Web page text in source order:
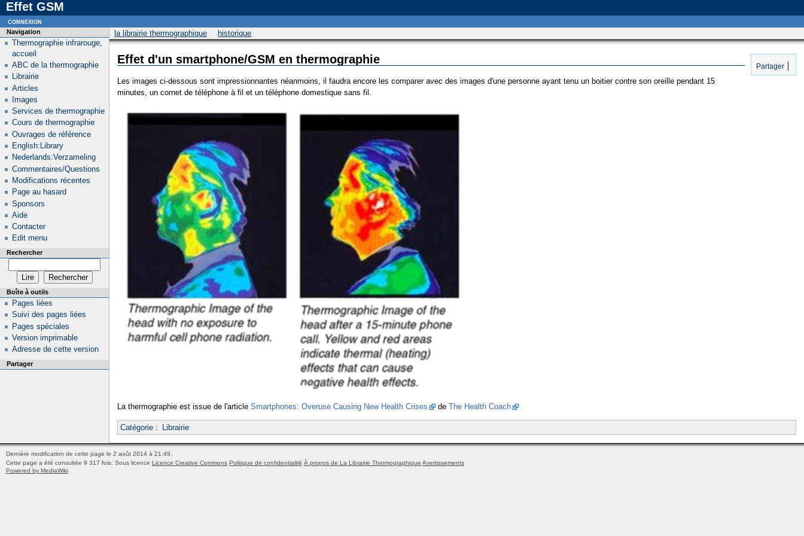
Effet GSM
la librairie thermographique historique
Partager
Effet d'un smartphone/GSM en thermographie
Les images ci-dessous sont impressionnantes néanmoins, il faudra encore les comparer avec des images d'une personne ayant tenu un boitier contre son oreille pendant 15
minutes, un cornet de téléphone à fil et un téléphone domestique sans fil.
La thermographie est issue de l'article Smartphones: Overuse Causing New Health Crises de The Health Coach
Catégorie: Librairie
Navigation
Thermographie infrarouge,
accueil
ABC de la thermographie
Librairie
Articles
Images
Services de thermographie
Cours de thermographie
Ouvrages de référence
English:Library
Nederlands:Verzameling
Commentaires/Questions
Modifications récentes
Page au hasard
Sponsors
Aide
Contacter
Edit menu
Rechercher
Boîte à outils
Pages liées
Suivi des pages liées
Pages spéciales
Version imprimable
Adresse de cette version
Partager
connexion
Dernière modification de cette page le 2 août 2014 à 21:49.
Cette page a été consultée 9 317 fois. Sous licence Licence Creative Commons Politique de confidentialité À propos de La Librairie Thermographique Avertissements
Powered by MediaWiki